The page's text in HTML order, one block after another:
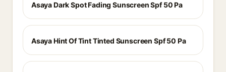
Asaya Dark Spot Fading Sunscreen Spf 50 Pa
Asaya Hint Of Tint Tinted Sunscreen Spf 50 Pa